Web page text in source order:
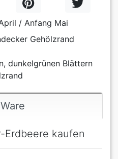
/ Anfang Mai
Gehölzrand
dunkelgrünen Blättern
Ware
Erdbeere kaufen